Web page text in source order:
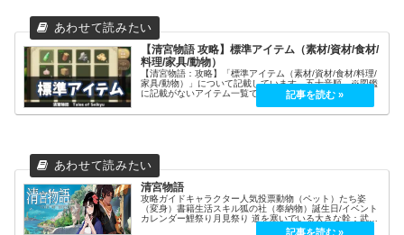
【清宮物語 攻略】標準アイテム（素材/資材/食材/
料理/家具/動物）
【清宮物語：攻略】「標準アイテム（素材/資材/食材/料理/
家具/動物）」について記載しています。五十音順。※図鑑
に記載がないアイテム一覧です。図鑑に記載がないアイテ
ムクエストアイテム釣り採集物料理家具服飾モンスター武
器作物あ行あ名称入手場所...
清宮物語
攻略ガイドキャラクター人気投票動物（ペット）たち姿
（変身）書籍生活スキル狐の社（奉納物）誕生日/イベント
カレンダー鯉祭り月見祭り 道を塞いでいる大きな幹：武器
Lv3以上 序盤からサクサク行きたい人向け武器：黄金の聖